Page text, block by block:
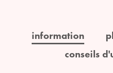
information
conseils